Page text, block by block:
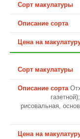
рисовальная,